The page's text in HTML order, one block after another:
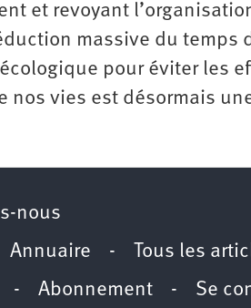
et revoyant
massive du temps
pour éviter les
nos vies est désormais
nous
Annuaire - Tous les
Abonnement - Se